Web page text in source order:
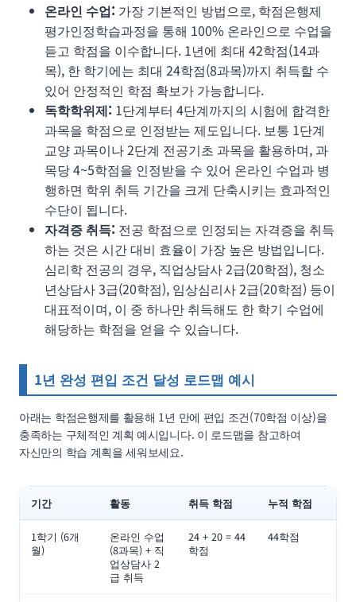
온라인 수업: 가장 기본적인 방법으로, 학점은행제
평가인정학습과정을 통해 100% 온라인으로 수업을
듣고 학점을 이수합니다. 1년에 최대 42학점(14과
목), 한 학기에는 최대 24학점(8과목)까지 취득할 수
있어 안정적인 학점 확보가 가능합니다.
독학학위제: 1단계부터 4단계까지의 시험에 합격한
과목을 학점으로 인정받는 제도입니다. 보통 1단계
교양 과목이나 2단계 전공기초 과목을 활용하며, 과
목당 4~5학점을 인정받을 수 있어 온라인 수업과 병
행하면 학위 취득 기간을 크게 단축시키는 효과적인
수단이 됩니다.
자격증 취득: 전공 학점으로 인정되는 자격증을 취득
하는 것은 시간 대비 효율이 가장 높은 방법입니다.
심리학 전공의 경우, 직업상담사 2급(20학점), 청소
년상담사 3급(20학점), 임상심리사 2급(20학점) 등이
대표적이며, 이 중 하나만 취득해도 한 학기 수업에
해당하는 학점을 얻을 수 있습니다.
1년 완성 편입 조건 달성 로드맵 예시
아래는 학점은행제를 활용해 1년 만에 편입 조건(70학점 이상)을
충족하는 구체적인 계획 예시입니다. 이 로드맵을 참고하여
자신만의 학습 계획을 세워보세요.
기간 활동 취득 학점 누적 학점
1학기 (6개
월)
온라인 수업
(8과목) + 직
업상담사 2
급 취득
24 + 20 = 44
학점
44학점